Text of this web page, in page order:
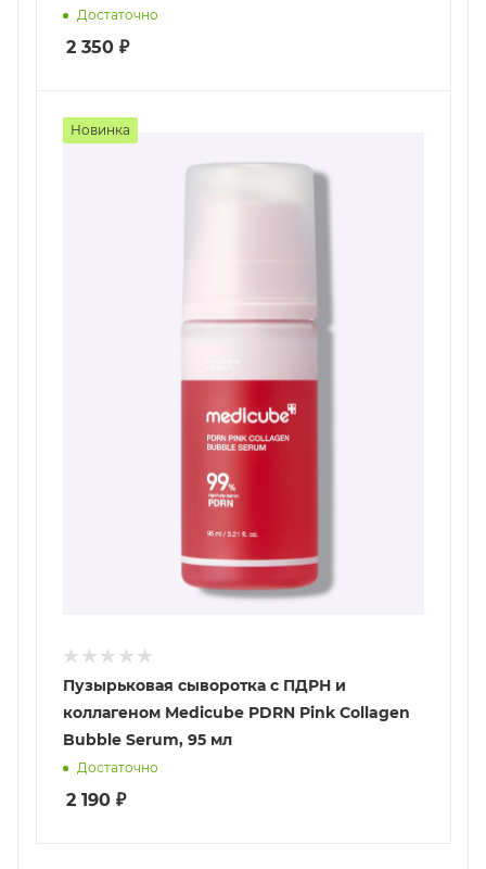
Достаточно
2 350 ₽
Новинка
Пузырьковая сыворотка с ПДРН и
коллагеном Medicube PDRN Pink Collagen
Bubble Serum, 95 мл
Достаточно
2 190 ₽